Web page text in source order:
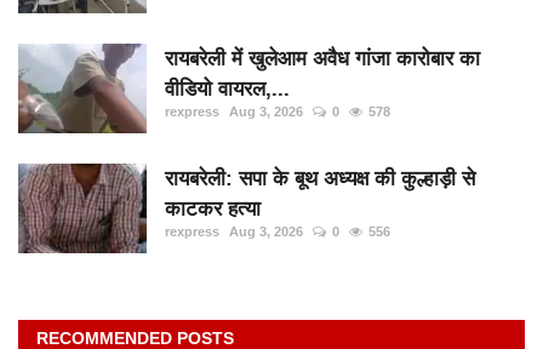
other
Login
Register
रायबरेली में खुलेआम अवैध गांजा कारोबार का
वीडियो वायरल,...
rexpress Aug 3, 2026 0 578
रायबरेली: सपा के बूथ अध्यक्ष की कुल्हाड़ी से
काटकर हत्या
rexpress Aug 3, 2026 0 556
RECOMMENDED POSTS